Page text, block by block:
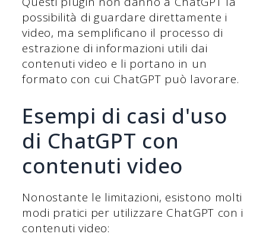
possibilità di guardare direttamente i
video, ma semplificano il processo di
estrazione di informazioni utili dai
contenuti video e li portano in un
formato con cui ChatGPT può lavorare.
Esempi di casi d'uso
di ChatGPT con
contenuti video
Nonostante le limitazioni, esistono molti
modi pratici per utilizzare ChatGPT con i
contenuti video: